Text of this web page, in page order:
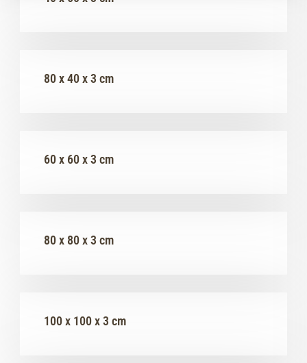
80 x 40 x 3 cm
60 x 60 x 3 cm
80 x 80 x 3 cm
100 x 100 x 3 cm